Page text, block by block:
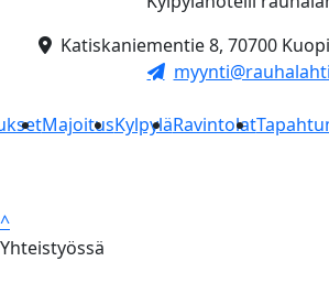
Katiskaniementie 8, 70700
MajoitusKylpyläRavintolat
^
Yhteistyössä